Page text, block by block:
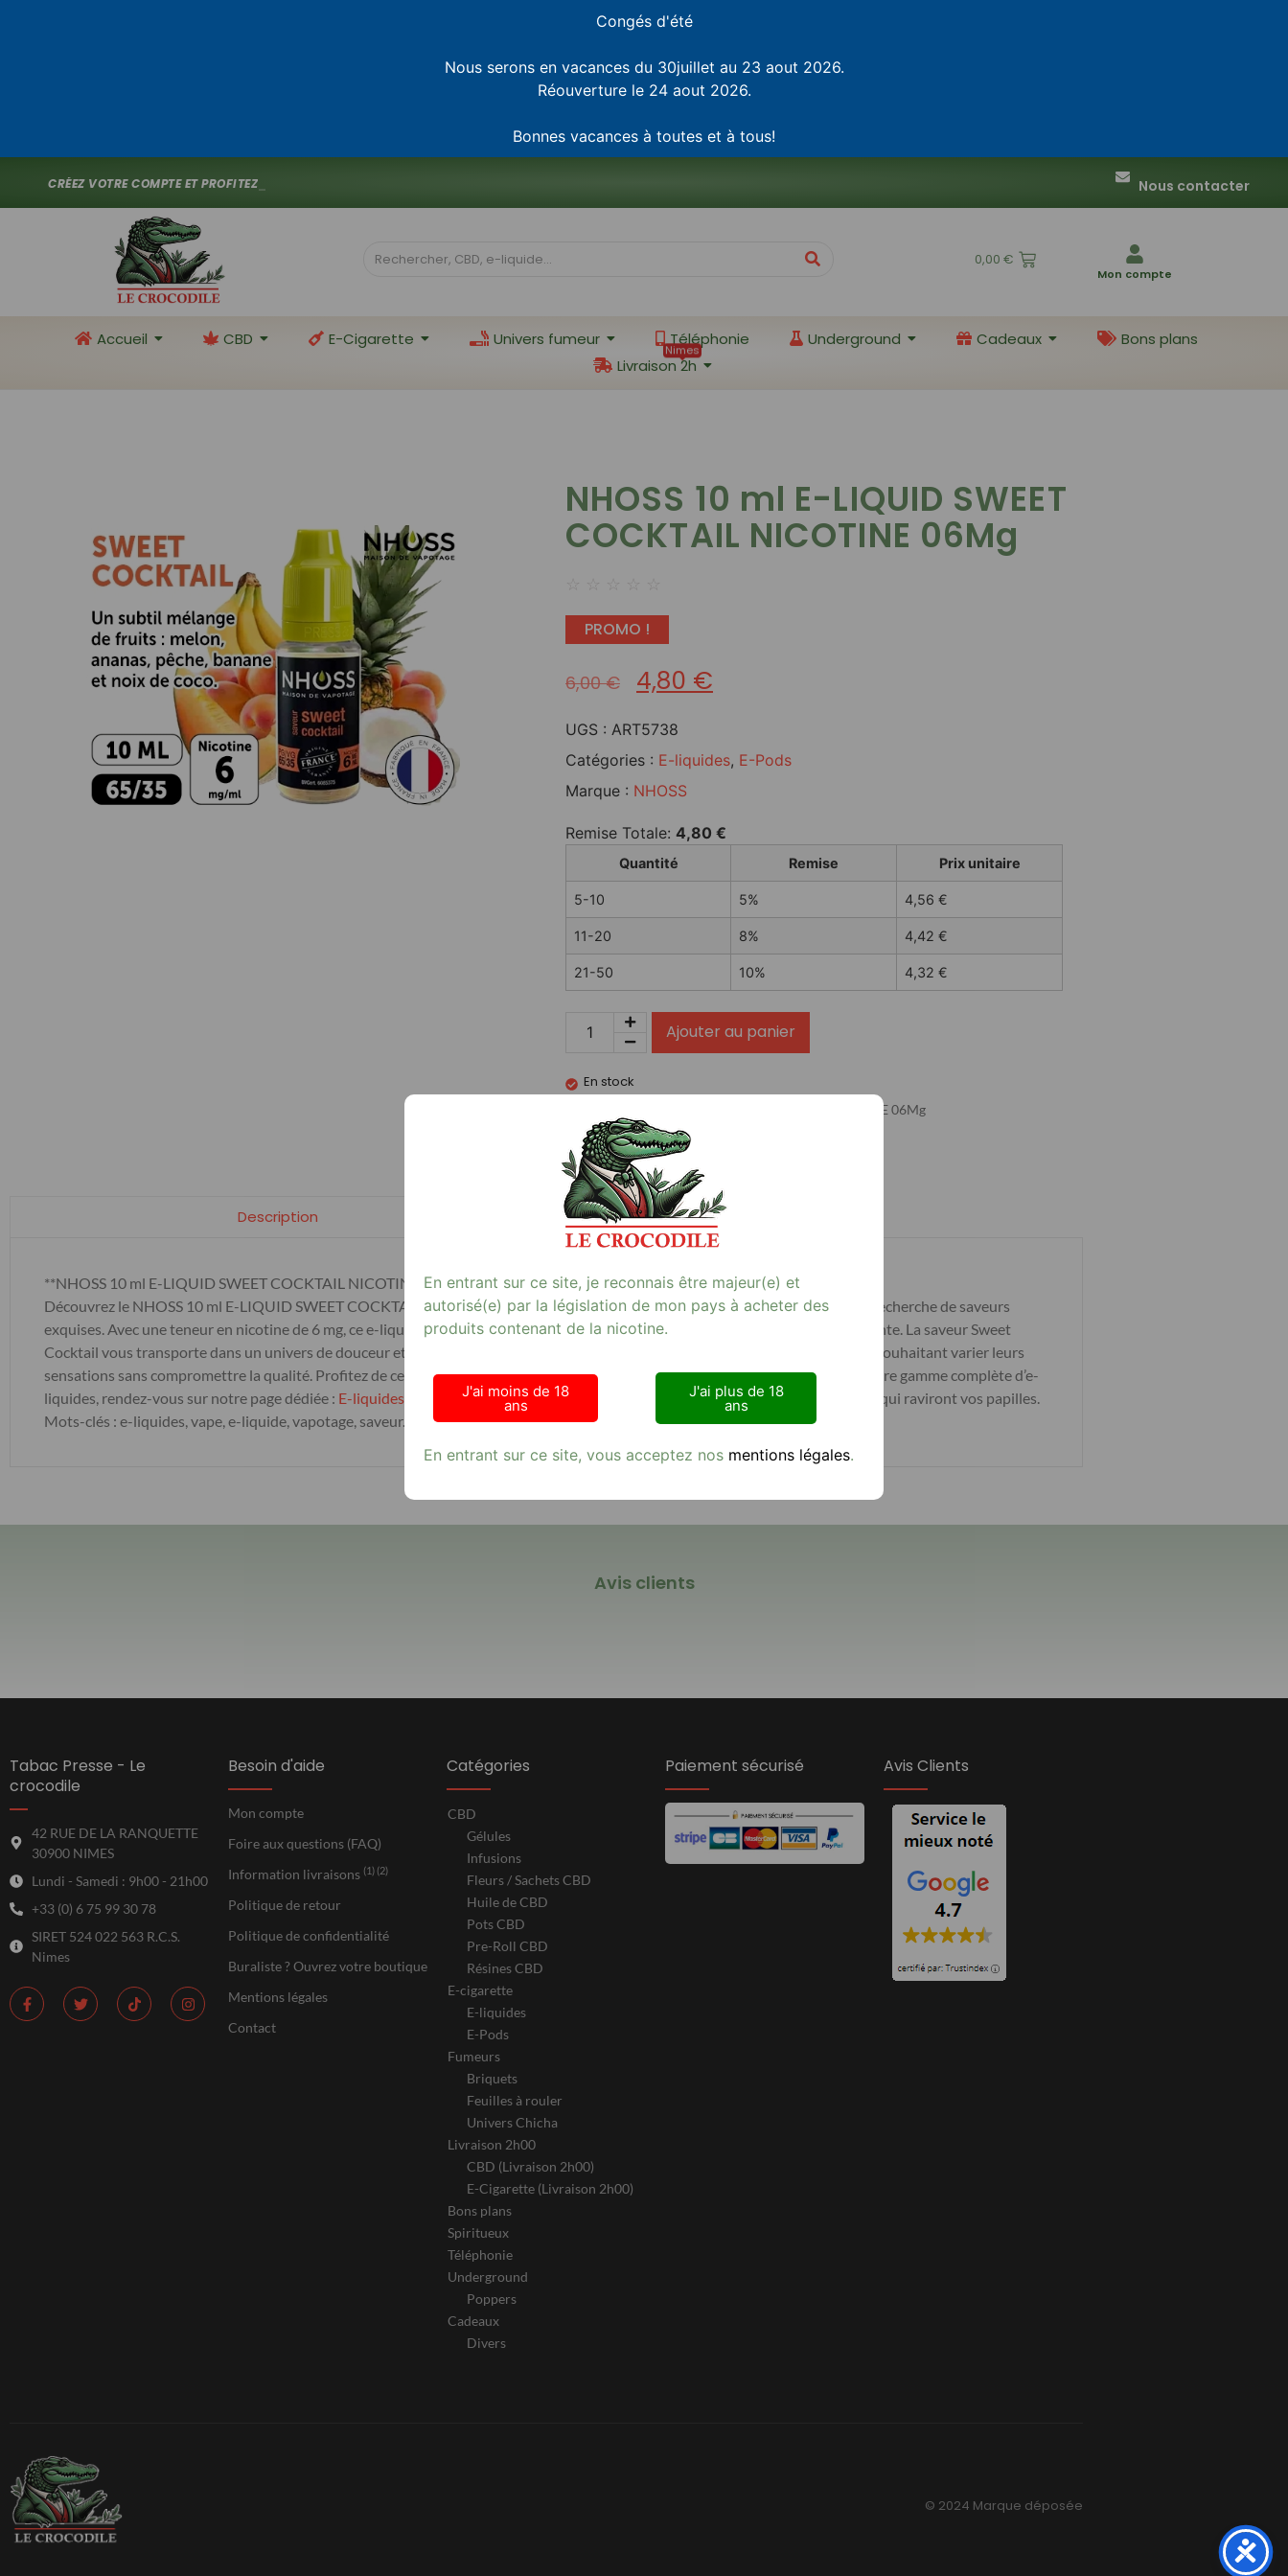
Congés d'été
Nous serons en vacances du 30juillet au 23 aout 2026.
Réouverture le 24 aout 2026.
Bonnes vacances à toutes et à tous!
CRÉEZ VOTRE COMPTE ET PROFITEZ Nous contacter
0,00 €
Mon compte
Accueil CBD E-Cigarette Univers fumeur Téléphonie Underground Cadeaux
Bons plans
Livraison 2h
Nimes
NHOSS 10 ml E-LIQUID SWEET
COCKTAIL NICOTINE 06Mg
☆ ☆ ☆ ☆ ☆
PROMO !
6,00€ 4,80 €
UGS : ART5738
Catégories : E-liquides, E-Pods
Marque : NHOSS
Remise Totale: 4,80 €
Quantité Remise Prix unitaire
5-10 5% 4,56 €
11-20 8% 4,42 €
21-50 10% 4,32 €
Ajouter au panier
En stock
NHOSS 10 ml E-LIQUID SWEET COCKTAIL NICOTINE 06Mg
Description
**NHOSS 10 ml E-LIQUID SWEET COCKTAIL NICOTINE 06Mg**
Découvrez le NHOSS 10 ml E-LIQUID SWEET COCKTAIL NICOTINE 06Mg, un e-liquide parfait pour les amateurs de vape à la recherche de saveurs
exquises. Avec une teneur en nicotine de 6 mg, ce e-liquide de 10 ml vous offre une expérience de vapotage agréable et satisfaisante. La saveur Sweet
Cocktail vous transporte dans un univers de douceur et de plaisir gustatif. Idéal pour les utilisateurs de cigarettes électroniques souhaitant varier leurs
sensations sans compromettre la qualité. Profitez de ce produit de qualité supérieure disponible sur notre site. Pour explorer notre gamme complète d’e-
liquides, rendez-vous sur notre page dédiée : E-liquides . Plongez dans l’univers de la vape avec NHOSS et découvrez des saveurs qui raviront vos papilles.
Mots-clés : e-liquides, vape, e-liquide, vapotage, saveur.
Avis clients
Tabac Presse - Le
crocodile
42 RUE DE LA RANQUETTE
30900 NIMES
Lundi - Samedi : 9h00 - 21h00
+33 (0) 6 75 99 30 78
SIRET 524 022 563 R.C.S.
Nimes
Besoin d'aide
Mon compte
Foire aux questions (FAQ)
Information livraisons (1) (2)
Politique de retour
Politique de confidentialité
Buraliste ? Ouvrez votre boutique
Mentions légales
Contact
Catégories
CBD
Gélules
Infusions
Fleurs / Sachets CBD
Huile de CBD
Pots CBD
Pre-Roll CBD
Résines CBD
E-cigarette
E-liquides
E-Pods
Fumeurs
Briquets
Feuilles à rouler
Univers Chicha
Livraison 2h00
CBD (Livraison 2h00)
E-Cigarette (Livraison 2h00)
Bons plans
Spiritueux
Téléphonie
Underground
Poppers
Cadeaux
Divers
Paiement sécurisé Avis Clients
En entrant sur ce site, je reconnais être majeur(e) et
autorisé(e) par la législation de mon pays à acheter des
produits contenant de la nicotine.
J'ai moins de 18
ans
J'ai plus de 18
ans
En entrant sur ce site, vous acceptez nos mentions légales.
© 2024 Marque déposée